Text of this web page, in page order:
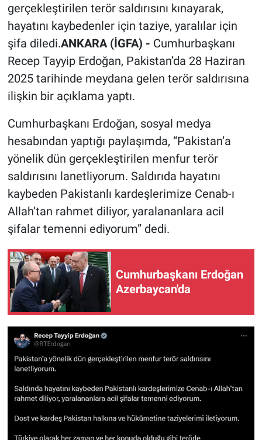
gerçekleştirilen terör saldırısını kınayarak,
hayatını kaybedenler için taziye, yaralılar için
şifa diledi.ANKARA (İGFA) - Cumhurbaşkanı
Recep Tayyip Erdoğan, Pakistan’da 28 Haziran
2025 tarihinde meydana gelen terör saldırısına
ilişkin bir açıklama yaptı.
Cumhurbaşkanı Erdoğan, sosyal medya
hesabından yaptığı paylaşımda, “Pakistan’a
yönelik dün gerçekleştirilen menfur terör
saldırısını lanetliyorum. Saldırıda hayatını
kaybeden Pakistanlı kardeşlerimize Cenab-ı
Allah’tan rahmet diliyor, yaralananlara acil
şifalar temenni ediyorum” dedi.
Cumhurbaşkanı Erdoğan
Azerbaycan'da